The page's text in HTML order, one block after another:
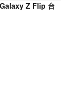
Z Flip 台